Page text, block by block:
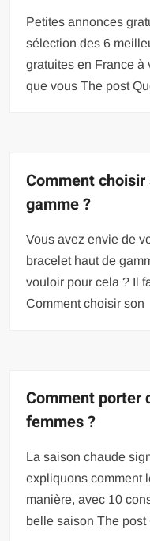
Petites annonces
sélection des 6
gratuites en France à
que vous The post
Comment
gamme ?
Vous avez envie de
bracelet haut de
vouloir pour cela ? Il
Comment choisir son
Comment porter
femmes ?
La saison chaude
expliquons comment
manière, avec 10
belle saison The